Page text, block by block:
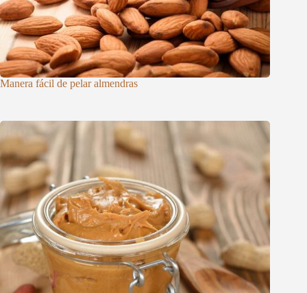
Manera fácil de pelar almendras